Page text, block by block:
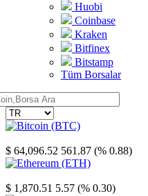
Huobi
Coinbase
Kraken
Bitfinex
Bitstamp
Tüm Borsalar
$ 64,096.52 561.87 (% 0.88)
$ 1,870.51 5.57 (% 0.30)